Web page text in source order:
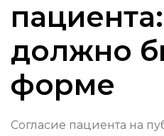
должно
форме
Согласие пациента на